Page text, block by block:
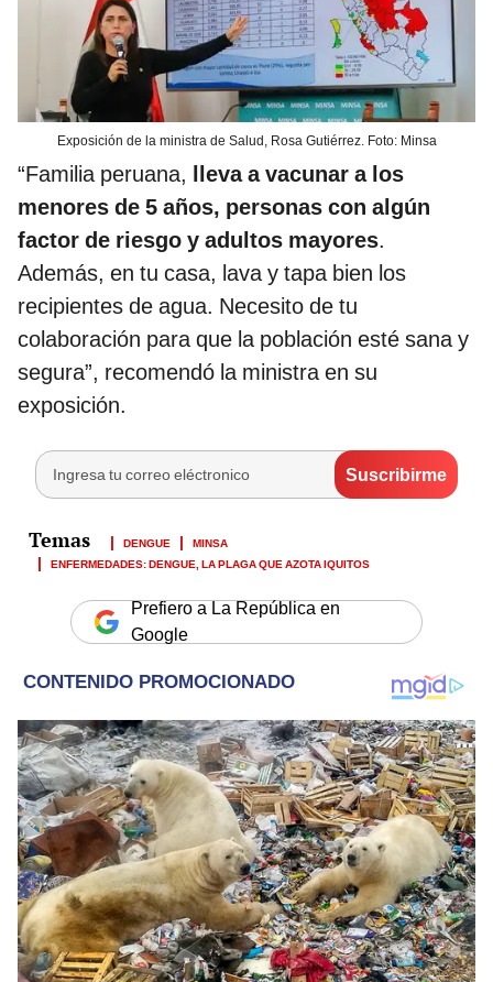
Exposición de la ministra de Salud, Rosa Gutiérrez. Foto: Minsa
“Familia peruana, lleva a vacunar a los
menores de 5 años, personas con algún
factor de riesgo y adultos mayores.
Además, en tu casa, lava y tapa bien los
recipientes de agua. Necesito de tu
colaboración para que la población esté sana y
segura”, recomendó la ministra en su
exposición.
DENGUE
MINSA
ENFERMEDADES: DENGUE, LA PLAGA QUE AZOTA IQUITOS
Prefiero a La República en
Google